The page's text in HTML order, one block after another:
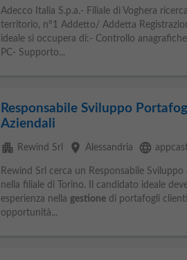
Adecco Italia S.p.a.- Filiale di Voghera
territorio, n°1 Addetto/ Addetta
ideale si occupera di:- Controllo
PC- Supporto...
Responsabile Sviluppo
Aziendali
apartment Rewind Srl place Alessandria language
Rewind Srl cerca un Responsabile Sviluppo
nella filiale di Torino. Il candidato ideale
esperienza nella gestionedi portafogli
opportunità...